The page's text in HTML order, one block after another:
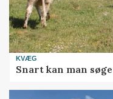
KVÆG
Snart kan man